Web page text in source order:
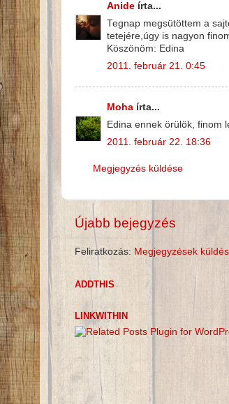
Anide írta...
Tegnap megsütöttem a
tetejére,úgy is nagyon
Köszönöm: Edina
2011. február 21. 0:45
Moha írta...
Edina ennek örülök, finom
2011. február 22. 18:36
Megjegyzés küldése
Újabb bejegyzés
Feliratkozás: Megjegyzések
ADDTHIS
LINKWITHIN